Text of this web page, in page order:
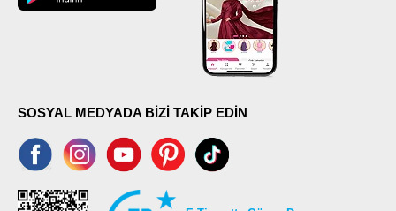
SOSYAL MEDYADA BİZİ TAKİP EDİN